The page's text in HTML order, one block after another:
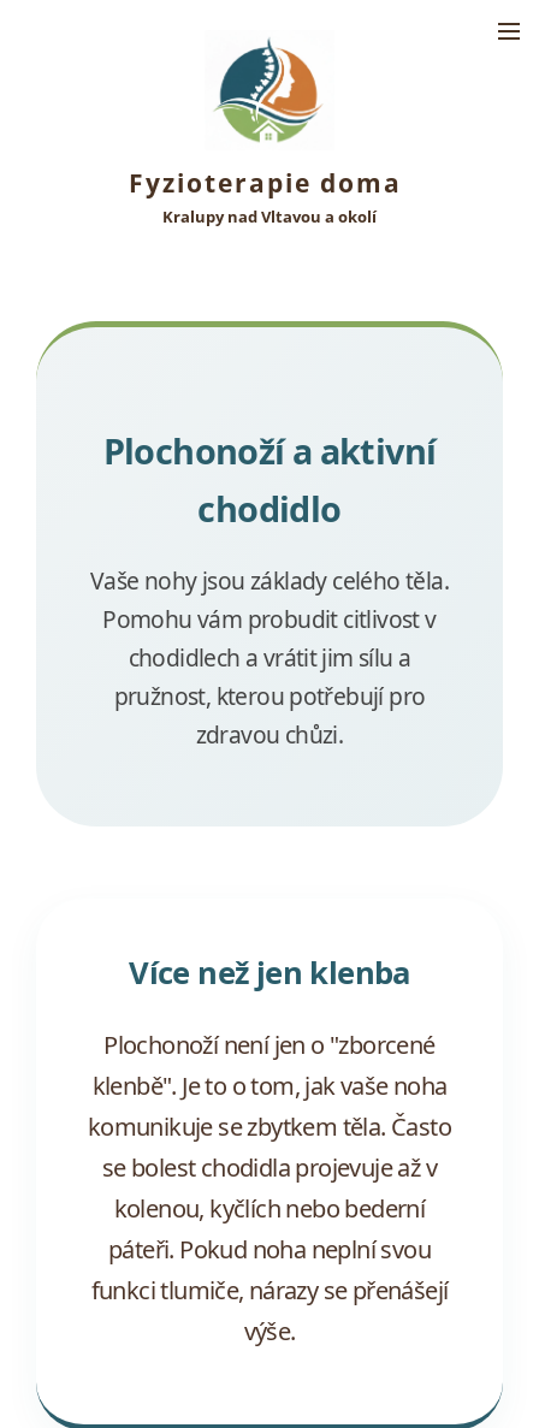
Fyzioterapie doma
Kralupy nad Vltavou a okolí
Plochonoží a aktivní
chodidlo
Vaše nohy jsou základy celého těla.
Pomohu vám probudit citlivost v
chodidlech a vrátit jim sílu a
pružnost, kterou potřebují pro
zdravou chůzi.
Více než jen klenba
Plochonoží není jen o "zborcené
klenbě". Je to o tom, jak vaše noha
komunikuje se zbytkem těla. Často
se bolest chodidla projevuje až v
kolenou, kyčlích nebo bederní
páteři. Pokud noha neplní svou
funkci tlumiče, nárazy se přenášejí
výše.